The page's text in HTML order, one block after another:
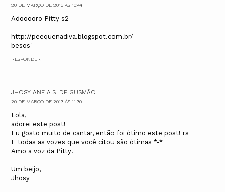
20 DE MARÇO DE 2013 ÀS 10:44
Adooooro Pitty s2
http://peequenadiva.blogspot.com.br/
besos'
RESPONDER
JHOSY ANE A.S. DE GUSMÃO
20 DE MARÇO DE 2013 ÀS 11:30
Lola,
adorei este post!
Eu gosto muito de cantar, então foi ótimo este post! rs
E todas as vozes que você citou são ótimas *-*
Amo a voz da Pitty!
Um beijo,
Jhosy